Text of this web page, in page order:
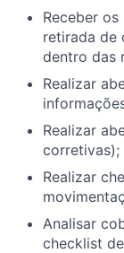
Receber
retirada de
dentro das
Realizar
Realizar
corretivas);
Realizar
Analisar
checklist